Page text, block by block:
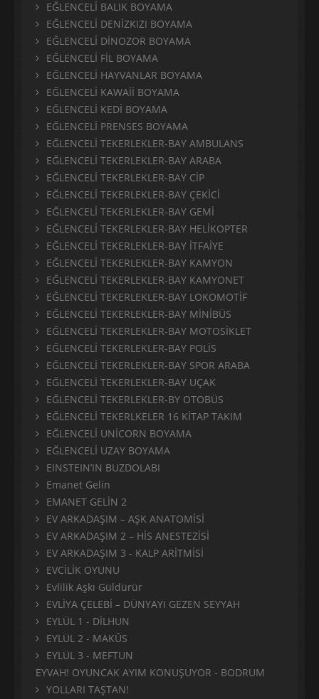
EĞLENCELİ BALIK BOYAMA
EĞLENCELİ DENİZKIZI BOYAMA
EĞLENCELİ DİNOZOR BOYAMA
EĞLENCELİ FİL BOYAMA
EĞLENCELİ HAYVANLAR BOYAMA
EĞLENCELİ KAWAİİ BOYAMA
EĞLENCELİ KEDİ BOYAMA
EĞLENCELİ PRENSES BOYAMA
EĞLENCELİ TEKERLEKLER-BAY AMBULANS
EĞLENCELİ TEKERLEKLER-BAY ARABA
EĞLENCELİ TEKERLEKLER-BAY CİP
EĞLENCELİ TEKERLEKLER-BAY ÇEKİCİ
EĞLENCELİ TEKERLEKLER-BAY GEMİ
EĞLENCELİ TEKERLEKLER-BAY HELİKOPTER
EĞLENCELİ TEKERLEKLER-BAY İTFAİYE
EĞLENCELİ TEKERLEKLER-BAY KAMYON
EĞLENCELİ TEKERLEKLER-BAY KAMYONET
EĞLENCELİ TEKERLEKLER-BAY LOKOMOTİF
EĞLENCELİ TEKERLEKLER-BAY MİNİBÜS
EĞLENCELİ TEKERLEKLER-BAY MOTOSİKLET
EĞLENCELİ TEKERLEKLER-BAY POLİS
EĞLENCELİ TEKERLEKLER-BAY SPOR ARABA
EĞLENCELİ TEKERLEKLER-BAY UÇAK
EĞLENCELİ TEKERLEKLER-BY OTOBÜS
EĞLENCELİ TEKERLKELER 16 KİTAP TAKIM
EĞLENCELİ UNİCORN BOYAMA
EĞLENCELİ UZAY BOYAMA
EINSTEIN’IN BUZDOLABI
Emanet Gelin
EMANET GELİN 2
EV ARKADAŞIM – AŞK ANATOMİSİ
EV ARKADAŞIM 2 – HİS ANESTEZİSİ
EV ARKADAŞIM 3 - KALP ARİTMİSİ
EVCİLİK OYUNU
Evlilik Aşkı Güldürür
EVLİYA ÇELEBİ – DÜNYAYI GEZEN SEYYAH
EYLÜL 1 - DİLHUN
EYLÜL 2 - MAKÛS
EYLÜL 3 - MEFTUN
EYVAH! OYUNCAK AYIM KONUŞUYOR - BODRUM
YOLLARI TAŞTAN!